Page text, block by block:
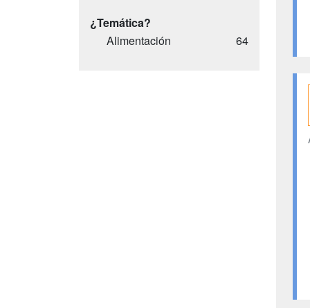
¿Temática?
Alimentación
64